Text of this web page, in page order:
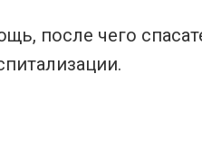
после чего